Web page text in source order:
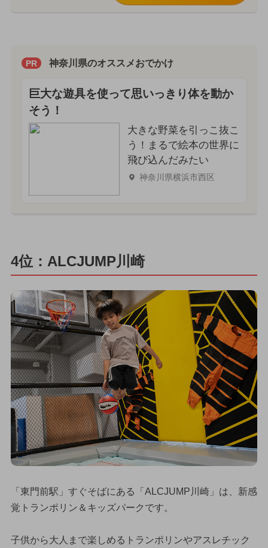
PR 神奈川県のオススメおでかけ
巨大な遊具を使って思いっきり体を動か
そう！
大きな野菜を引っこ抜こ
う！まるで絵本の世界に
飛び込んだみたい
神奈川県横浜市西区
4位：ALCJUMP川崎
「東門前駅」すぐそばにある「ALCJUMP川崎」は、新感
覚トランポリン＆キッズパークです。
子供から大人まで楽しめるトランポリンやアスレチック